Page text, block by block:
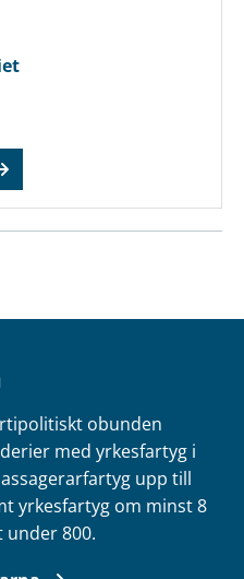
obunden
med yrkesfartyg i
upp till
yrkesfartyg om minst 8
800.